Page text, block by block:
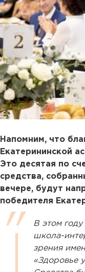
Напомним, что
Екатерининской
Это десятая по
средства,
вечере, будут
победителя
В этом
школа-
зрения
«Здоровье